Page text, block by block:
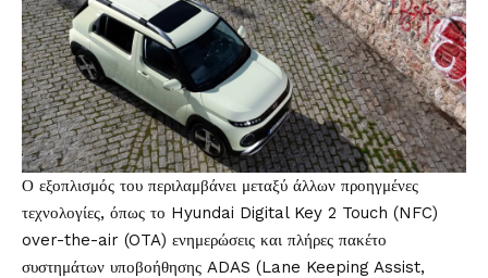
Ο εξοπλισμός του περιλαμβάνει μεταξύ άλλων προηγμένες
τεχνολογίες, όπως το Hyundai Digital Key 2 Touch (NFC)
over-the-air (OTA) ενημερώσεις και πλήρες πακέτο
συστημάτων υποβοήθησης ADAS (Lane Keeping Assist,